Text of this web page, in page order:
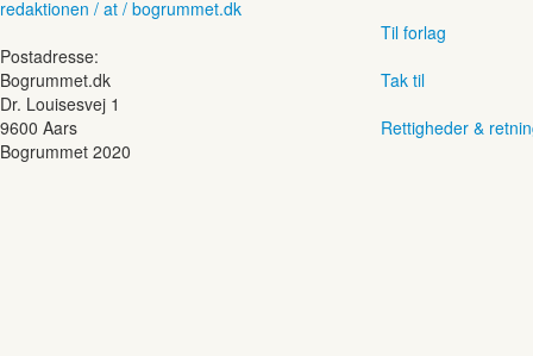
redaktionen / at / bogrummet.dk
Postadresse:
Bogrummet.dk
Dr. Louisesvej 1
9600 Aars
Til forlag
Tak til
Rettigheder &
Bogrummet 2020